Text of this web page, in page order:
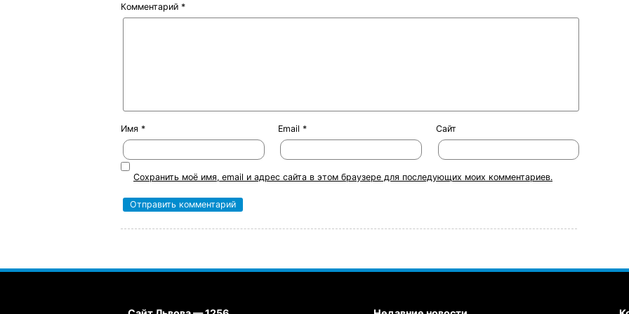
Комментарий *
Имя * Email* Сайт
Сохранить моё имя, email и адрес сайта в этом браузере для последующих моих комментариев.